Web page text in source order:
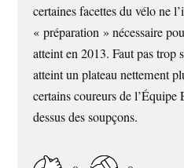
certaines facettes du vélo ne
« préparation » nécessaire
atteint en 2013. Faut pas trop
atteint un plateau nettement
certains coureurs de l’Équipe
dessus des soupçons.